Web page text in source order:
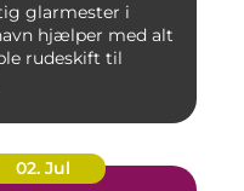
glarmester i
hjælper med alt
rudeskift til
02. Jul